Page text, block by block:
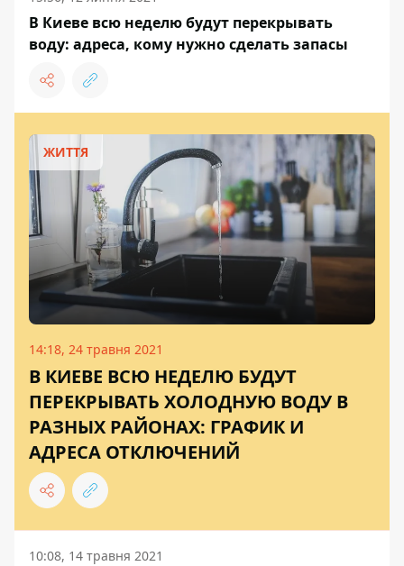
В Киеве всю неделю будут перекрывать
воду: адреса, кому нужно сделать запасы
ЖИТТЯ
14:18, 24 травня 2021
В КИЕВЕ ВСЮ НЕДЕЛЮ БУДУТ
ПЕРЕКРЫВАТЬ ХОЛОДНУЮ ВОДУ В
РАЗНЫХ РАЙОНАХ: ГРАФИК И
АДРЕСА ОТКЛЮЧЕНИЙ
10:08, 14 травня 2021